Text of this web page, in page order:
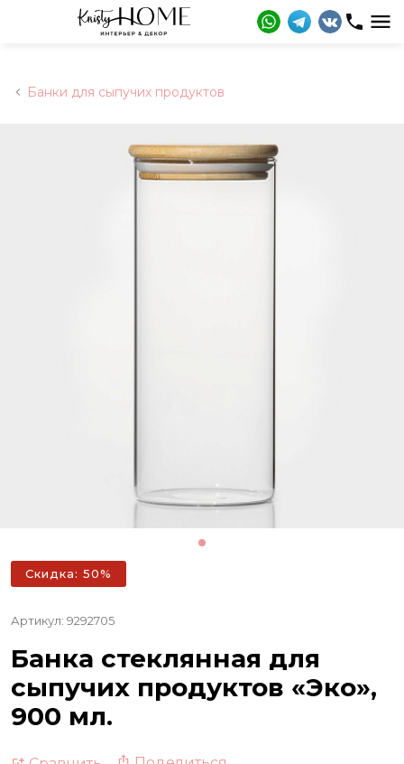
Банки для сыпучих продуктов
Скидка: 50%
Артикул: 9292705
Банка стеклянная для
сыпучих продуктов «Эко»,
900 мл.